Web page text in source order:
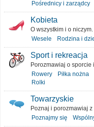
Pośrednicy i zarządcy
Kobieta
O wszystkim i o niczym.
Wesele
Rodzina i
Sport i rekreacja
Porozmawiaj o sporcie
Rowery
Piłka nożna
Rolki
Towarzyskie
Poznaj i porozmawiaj
Poznajmy się